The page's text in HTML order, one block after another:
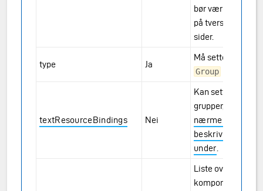
bør være unik
på tvers av
sider.
type Ja
Må settes til
Group
textResourceBindings Nei
Kan settes for
grupper, se
nærmere
beskrivelse
under
Liste over
komponent-